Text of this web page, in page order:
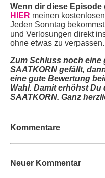
Wenn dir diese Episode
HIER meinen
Jeden Sonntag
und Verlosungen direkt
ohne etwas zu verpassen.
Zum Schluss noch eine
SAATKORN gefällt,
eine gute Bewertung
Wahl. Damit erhöhst
SAATKORN. Ganz
Kommentare
Neuer Kommentar